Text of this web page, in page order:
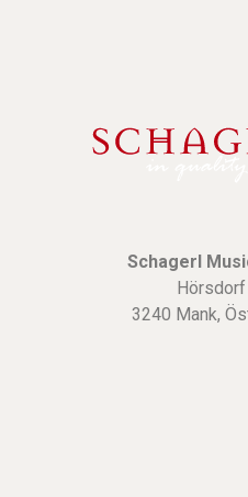
Schagerl
3240 Mank,